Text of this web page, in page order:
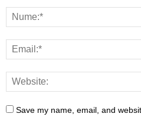
Save my name, email, and